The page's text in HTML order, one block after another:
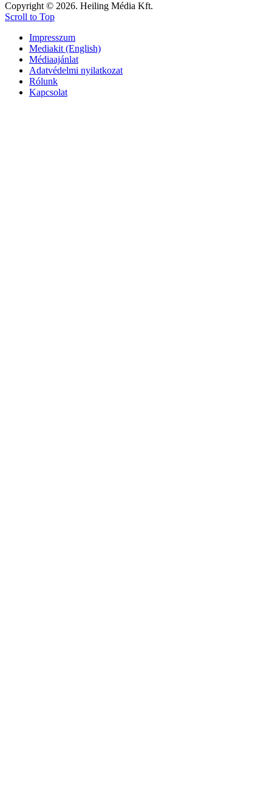
Copyright © 2026. Heiling Média Kft.
Scroll to Top
Impresszum
Mediakit (English)
Médiaajánlat
Adatvédelmi nyilatkozat
Rólunk
Kapcsolat